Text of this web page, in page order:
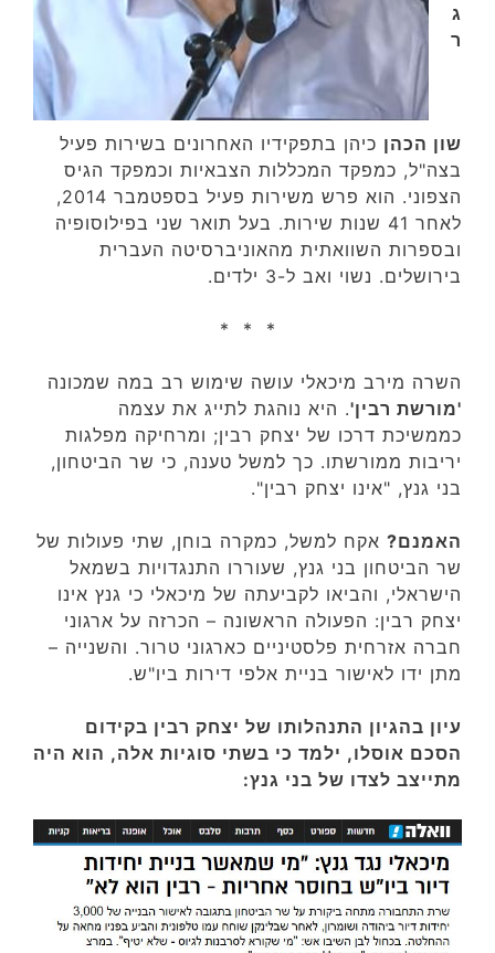
ג
ר
שון הכהן כיהן בתפקידיו האחרונים בשירות פעיל
בצה"ל, כמפקד המכללות הצבאיות וכמפקד הגיס
הצפוני. הוא פרש משירות פעיל בספטמבר 2014,
לאחר 41 שנות שירות‏. בעל תואר שני בפילוסופיה
ובספרות השוואתית מהאוניברסיטה העברית
בירושלים. נשוי ואב ל-3 ילדים.
* * *
השרה מירב מיכאלי עושה שימוש רב במה שמכונה
'מורשת רבין'. היא נוהגת לתייג את עצמה
כממשיכת דרכו של יצחק רבין; ומרחיקה מפלגות
יריבות ממורשתו. כך למשל טענה, כי שר הביטחון,
בני גנץ, "אינו יצחק רבין".
האמנם? אקח למשל, כמקרה בוחן, שתי פעולות של
שר הביטחון בני גנץ, שעוררו התנגדויות בשמאל
הישראלי, והביאו לקביעתה של מיכאלי כי גנץ אינו
יצחק רבין: הפעולה הראשונה – הכרזה על ארגוני
חברה אזרחית פלסטיניים כארגוני טרור. והשנייה –
מתן ידו לאישור בניית אלפי דירות ביו"ש.
עיון בהגיון התנהלותו של יצחק רבין בקידום
הסכם אוסלו, ילמד כי בשתי סוגיות אלה, הוא היה
מתייצב לצדו של בני גנץ: